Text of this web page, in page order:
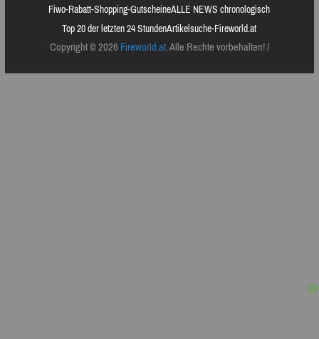
Fiwo-Rabatt-Shopping-GutscheineALLE NEWS chronologisch
Top 20 der letzten 24 StundenArtikelsuche-Fireworld.at
Copyright © 2026Fireworld.at. Alle Rechte vorbehalten! /